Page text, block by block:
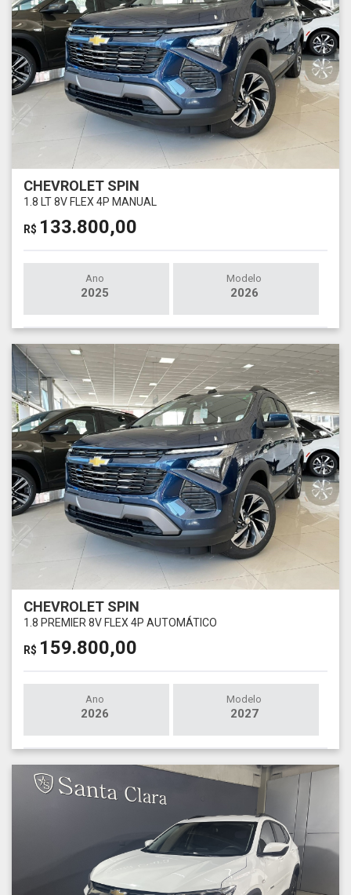
CHEVROLET SPIN
1.8 LT 8V FLEX 4P MANUAL
R$ 133.800,00
Ano
2025
Modelo
2026
CHEVROLET SPIN
1.8 PREMIER 8V FLEX 4P AUTOMÁTICO
R$ 159.800,00
Ano
2026
Modelo
2027